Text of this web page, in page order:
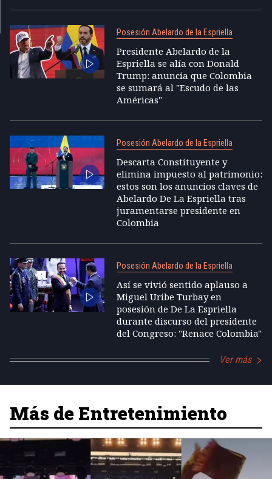
Posesión Abelardo de la Espriella
Presidente Abelardo de la
Espriella se alía con Donald
Trump: anuncia que Colombia
se sumará al "Escudo de las
Américas"
Posesión Abelardo de la Espriella
Descarta Constituyente y
elimina impuesto al patrimonio:
estos son los anuncios claves de
Abelardo De La Espriella tras
juramentarse presidente en
Colombia
Posesión Abelardo de la Espriella
Así se vivió sentido aplauso a
Miguel Uribe Turbay en
posesión de De La Espriella
durante discurso del presidente
del Congreso: "Renace Colombia"
Ver más
Más de Entretenimiento